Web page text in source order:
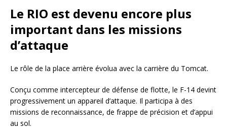
Le RIO est devenu encore plus
important dans les missions
d’attaque
Le rôle de la place arrière évolua avec la carrière du Tomcat.
Conçu comme intercepteur de défense de flotte, le F-14 devint
progressivement un appareil d’attaque. Il participa à des
missions de reconnaissance, de frappe de précision et d’appui
au sol.